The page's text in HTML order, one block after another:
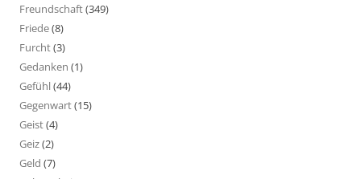
Freundschaft(349)
Friede(8)
Furcht(3)
Gedanken (1)
Gefühl(44)
Gegenwart(15)
Geist(4)
Geiz(2)
Geld (7)